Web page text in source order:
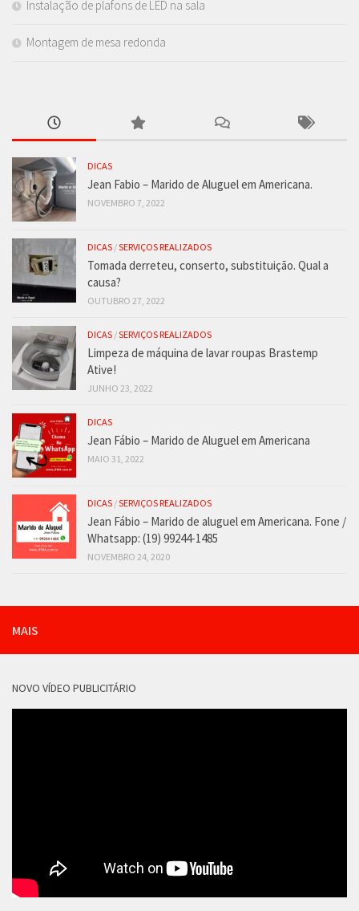
Instalação de plafons de LED na sala
Montagem de mesa redonda
DICAS
Jean Fabio – Marido de Aluguel em Americana.
NOVEMBRO 7, 2022
DICAS /SERVIÇOS REALIZADOS
Tomada derreteu, conserto, substituição. Qual a
causa?
OUTUBRO 27, 2022
DICAS /SERVIÇOS REALIZADOS
Limpeza de máquina de lavar roupas Brastemp
Ative!
JUNHO 23, 2022
DICAS
Jean Fábio – Marido de Aluguel em Americana
MAIO 31, 2022
DICAS /SERVIÇOS REALIZADOS
Jean Fábio – Marido de aluguel em Americana. Fone /
Whatsapp: (19) 99244-1485
NOVEMBRO 24, 2020
MAIS
NOVO VÍDEO PUBLICITÁRIO